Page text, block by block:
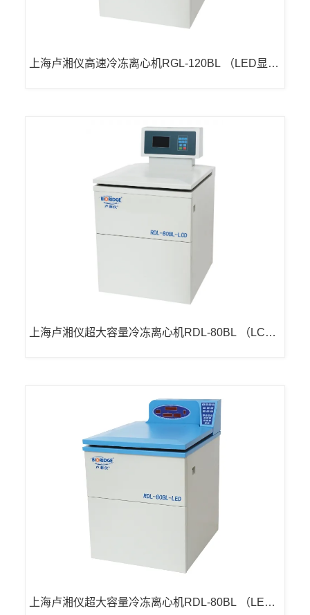
上海卢湘仪高速冷冻离心机RGL-120BL （LED显
上海卢湘仪超大容量冷冻离心机RDL-80BL （LCD
上海卢湘仪超大容量冷冻离心机RDL-80BL （LED